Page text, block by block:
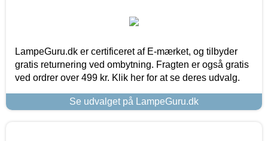
LampeGuru.dk er certificeret af E-mærket, og tilbyder
gratis returnering ved ombytning. Fragten er også gratis
ved ordrer over 499 kr. Klik her for at se deres udvalg.
Se udvalget på LampeGuru.dk